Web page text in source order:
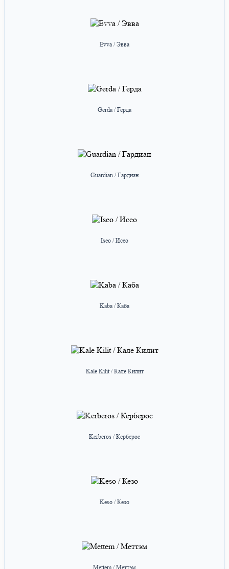
Evva / Эвва
Gerda / Герда
Guardian / Гардиан
Iseo / Исео
Kaba / Каба
Kale Kilit / Кале Килит
Kerberos / Керберос
Keso / Кезо
Mettem / Меттэм